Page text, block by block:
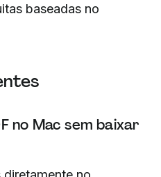
baseadas no
no Mac sem baixar